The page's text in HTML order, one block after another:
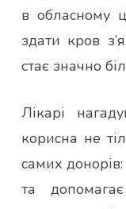
в обласному
здати кров
стає значно
Лікарі
корисна не
самих
та